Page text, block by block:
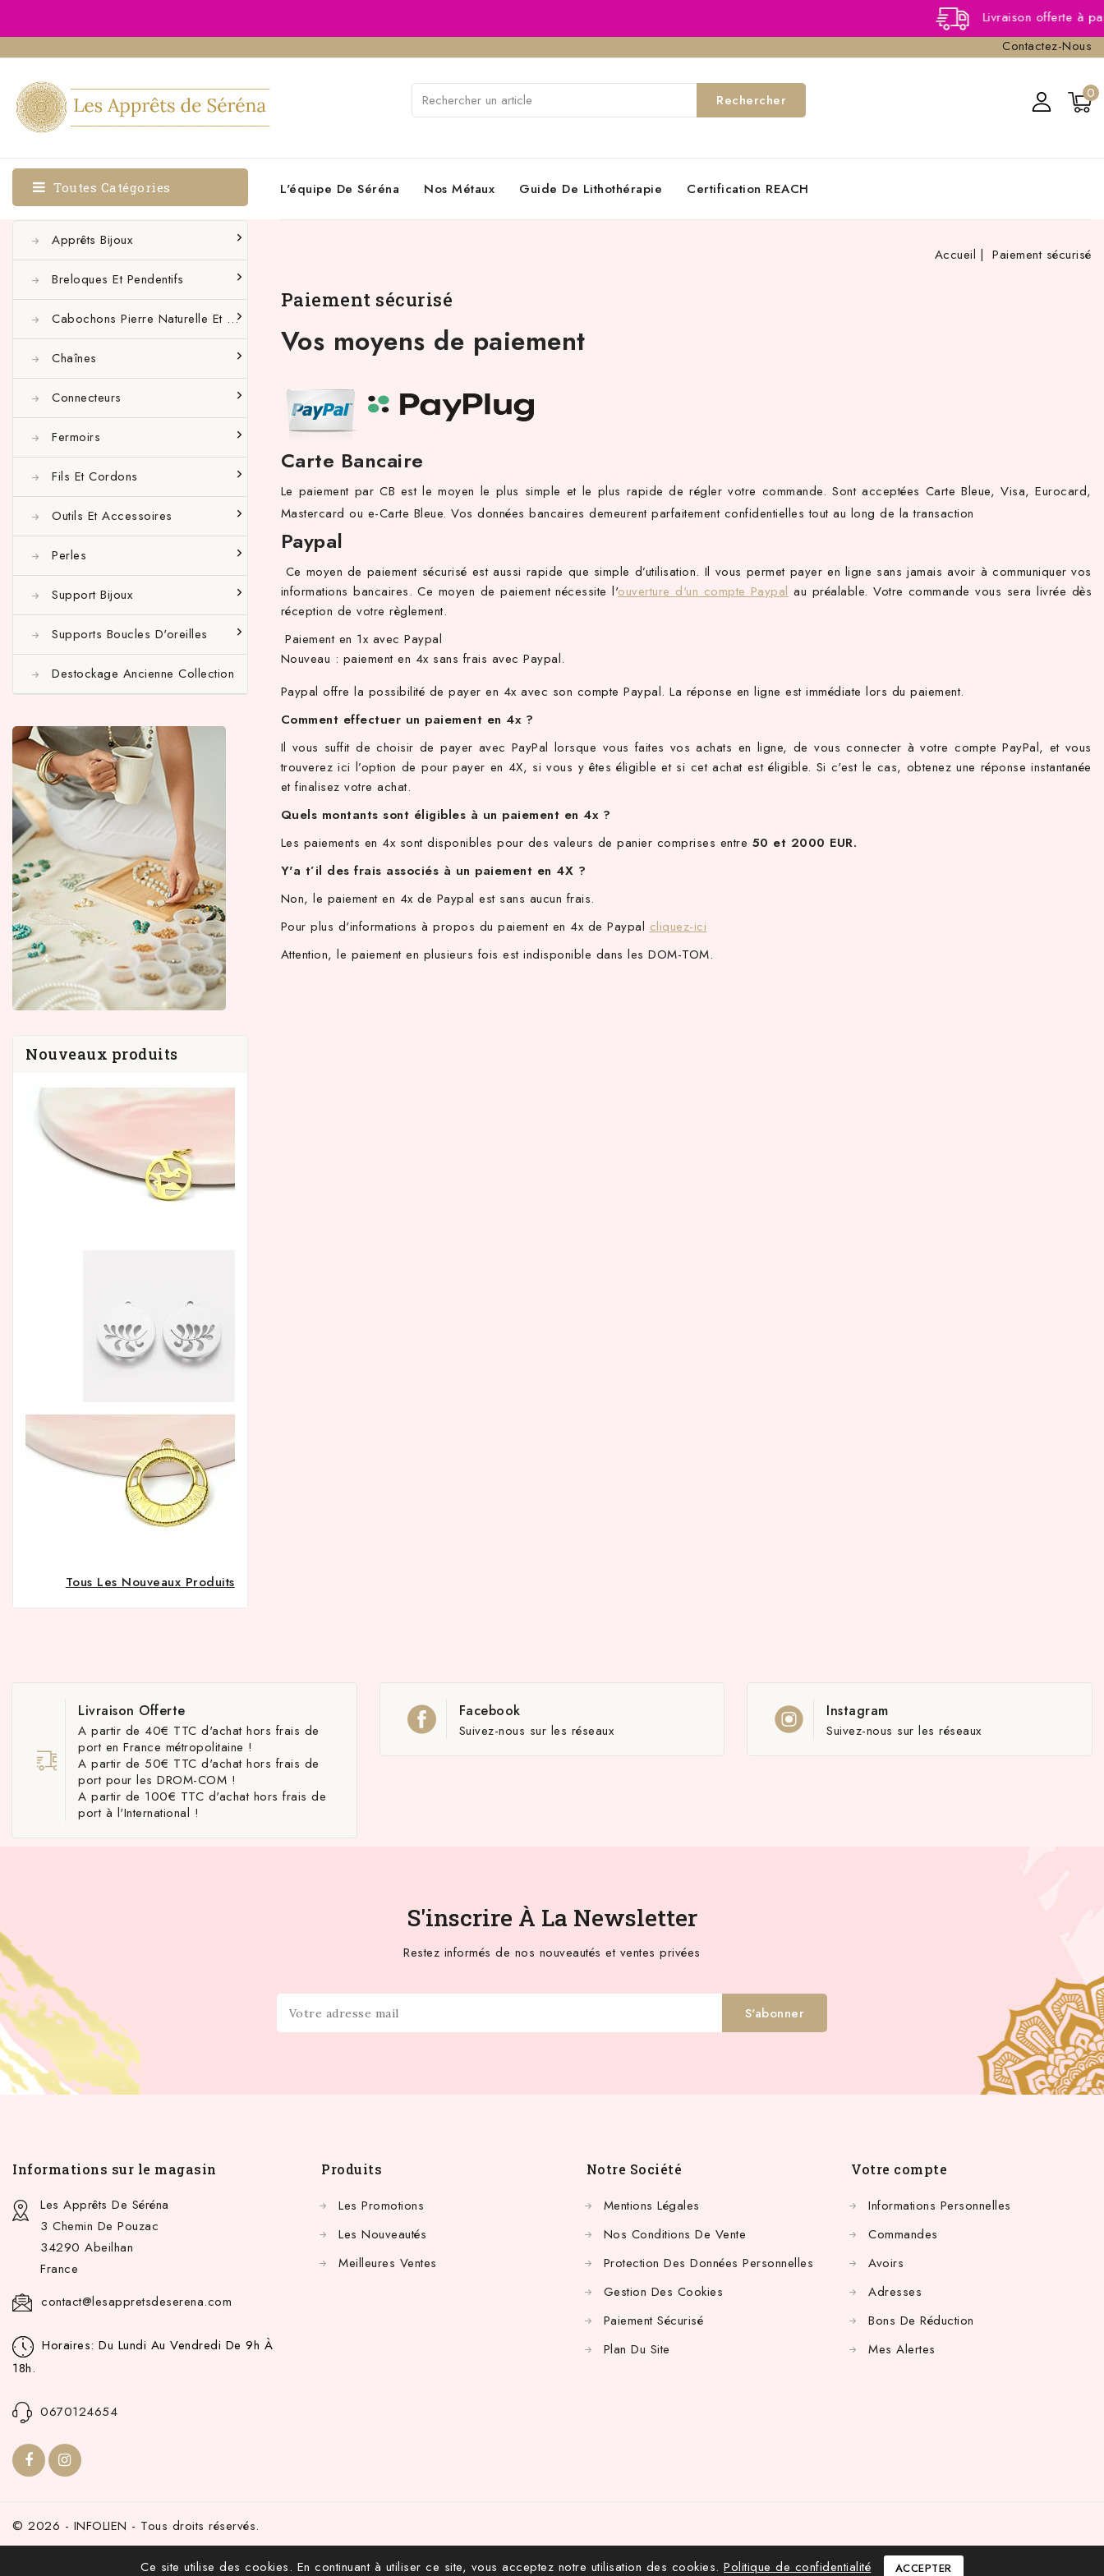
Livraison offerte à partir de
Contactez-Nous
0
Rechercher
L'équipe De Séréna Nos Métaux Guide De Lithothérapie Certification REACH
Toutes Catégories
Apprêts Bijoux
Perles À Écraser Et
Terminaisons De
Rallonge
Breloques Et Pendentifs
Cabochons Pierre Naturelle Et Autres
Chaînes
Connecteurs
Connecteurs Bases
Fermoirs
Fils Et Cordons
Outils Et Accessoires
Perles
Argent
Support Bijoux
Supports Boucles D'oreilles
Destockage Ancienne Collection
Nouveaux produits
Tous Les Nouveaux Produits
Accueil Paiement sécurisé
Paiement sécurisé
Vos moyens de paiement
Carte Bancaire
Le paiement par CB est le moyen le plus simple et le plus rapide de régler votre commande. Sont acceptées Carte Bleue, Visa, Eurocard,
Mastercard ou e-Carte Bleue. Vos données bancaires demeurent parfaitement confidentielles tout au long de la transaction
Paypal
Ce moyen de paiement sécurisé est aussi rapide que simple d’utilisation. Il vous permet payer en ligne sans jamais avoir à communiquer vos
informations bancaires. Ce moyen de paiement nécessite l'ouverture d'un compte Paypal au préalable. Votre commande vous sera livrée dès
réception de votre règlement.
Paiement en 1x avec Paypal
Nouveau : paiement en 4x sans frais avec Paypal.
Paypal offre la possibilité de payer en 4x avec son compte Paypal. La réponse en ligne est immédiate lors du paiement.
Comment effectuer un paiement en 4x ?
Il vous suffit de choisir de payer avec PayPal lorsque vous faites vos achats en ligne, de vous connecter à votre compte PayPal, et vous
trouverez ici l’option de pour payer en 4X, si vous y êtes éligible et si cet achat est éligible. Si c'est le cas, obtenez une réponse instantanée
et finalisez votre achat.
Quels montants sont éligibles à un paiement en 4x ?
Les paiements en 4x sont disponibles pour des valeurs de panier comprises entre 50 et 2000 EUR.
Y'a t’il des frais associés à un paiement en 4X ?
Non, le paiement en 4x de Paypal est sans aucun frais.
Pour plus d'informations à propos du paiement en 4x de Paypal cliquez-ici
Attention, le paiement en plusieurs fois est indisponible dans les DOM-TOM.
Livraison Offerte
A partir de 40€ TTC d'achat hors frais de
port en France métropolitaine !
A partir de 50€ TTC d'achat hors frais de
port pour les DROM-COM !
A partir de 100€ TTC d'achat hors frais de
port à l'International !
Facebook
Suivez-nous sur les réseaux
Instagram
Suivez-nous sur les réseaux
S'inscrire À La Newsletter
Restez informés de nos nouveautés et ventes privées
Informations sur le magasin
Les Apprêts De Séréna
3 Chemin De Pouzac
34290 Abeilhan
France
contact@lesappretsdeserena.com
Horaires: Du Lundi Au Vendredi De 9h À
18h.
0670124654
Produits
Les Promotions
Les Nouveautés
Meilleures Ventes
Notre Société
Mentions Légales
Nos Conditions De Vente
Protection Des Données Personnelles
Gestion Des Cookies
Paiement Sécurisé
Plan Du Site
Votre compte
Informations Personnelles
Commandes
Avoirs
Adresses
Bons De Réduction
Mes Alertes
Ce site utilise des cookies. En continuant à utiliser ce site, vous acceptez notre utilisation des cookies. Politique de confidentialité ACCEPTER
© 2026 - INFOLIEN - Tous droits réservés.